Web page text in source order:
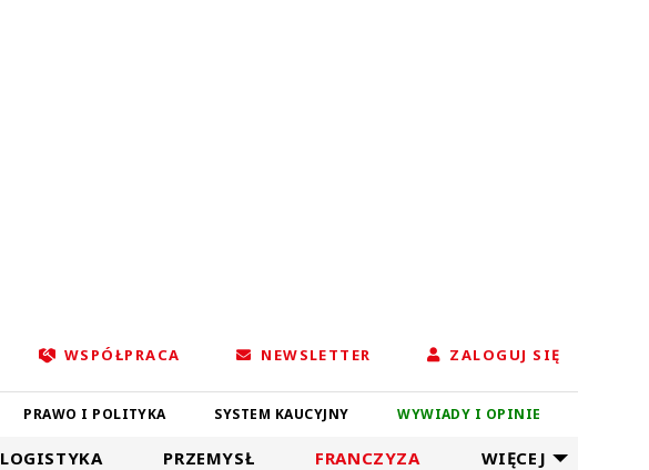
WSPÓŁPRACA NEWSLETTER ZALOGUJ SIĘ
PRAWO I POLITYKA SYSTEM KAUCYJNY WYWIADY I OPINIE
LOGISTYKA PRZEMYSŁ FRANCZYZA WIĘCEJ